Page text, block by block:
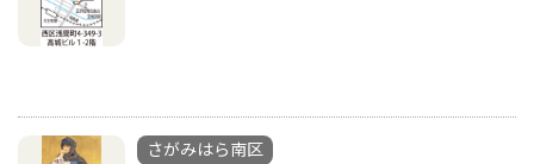
さがみはら南区